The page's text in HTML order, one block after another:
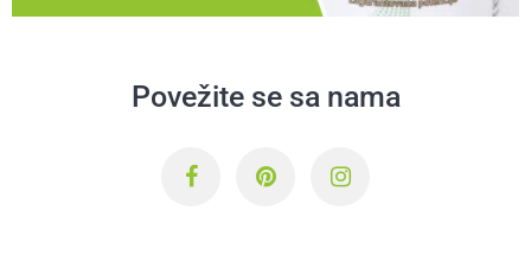
Povežite se sa nama